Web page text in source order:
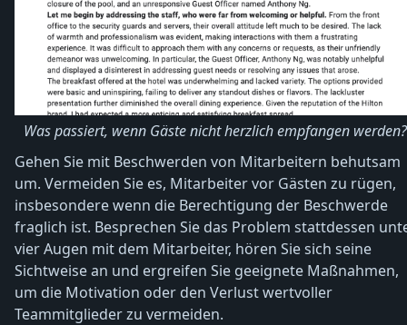
Was passiert, wenn Gäste nicht herzlich empfangen
Gehen Sie mit Beschwerden von Mitarbeitern behutsam
um. Vermeiden Sie es, Mitarbeiter vor Gästen zu rügen,
insbesondere wenn die Berechtigung der Beschwerde
fraglich ist. Besprechen Sie das Problem stattdessen
vier Augen mit dem Mitarbeiter, hören Sie sich seine
Sichtweise an und ergreifen Sie geeignete Maßnahmen,
um die Motivation oder den Verlust wertvoller
Teammitglieder zu vermeiden.